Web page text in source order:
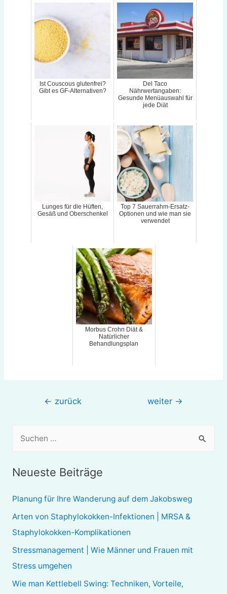
Ist Couscous glutenfrei?
Gibt es GF-Alternativen?
Del Taco
Nährwertangaben:
Gesunde Menüauswahl für
jede Diät
Lunges für die Hüften,
Gesäß und Oberschenkel
Top 7 Sauerrahm-Ersatz-
Optionen und wie man sie
verwendet
Morbus Crohn Diät &
Natürlicher
Behandlungsplan
Beitragsnavigation
← zurück weiter →
e
n
n
Neueste Beiträge
Planung für Ihre Wanderung auf dem Jakobsweg
Arten von Staphylokokken-Infektionen | MRSA &
Staphylokokken-Komplikationen
Stressmanagement | Wie Männer und Frauen mit
Stress umgehen
Wie man Kettlebell Swing: Techniken, Vorteile,